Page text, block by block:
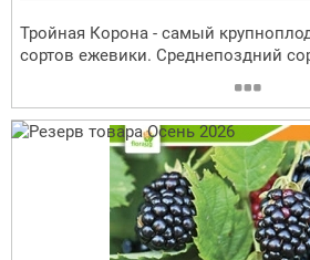
Тройная Корона - самый
сортов ежевики. Среднепоздний